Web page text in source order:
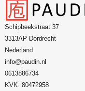
Schipbeekstraat 37
3313AP Dordrecht
Nederland
info@paudin.nl
0613886734
KVK: 80472958